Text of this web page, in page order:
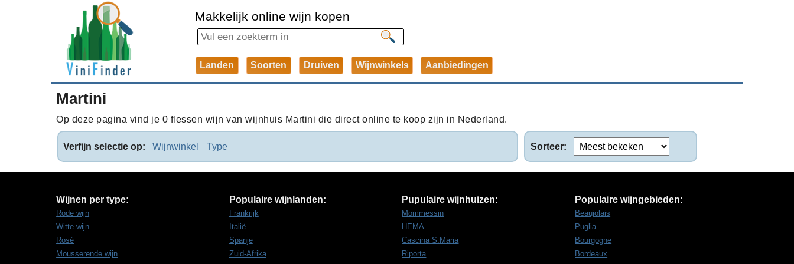
Makkelijk online wijn kopen
Landen Soorten Druiven Wijnwinkels Aanbiedingen
Martini
Op deze pagina vind je 0 flessen wijn van wijnhuis Martini die direct online te koop zijn in Nederland.
Verfijn selectie op: Wijnwinkel Type Sorteer:
Wijnen per type:
Rode wijn
Witte wijn
Rosé
Mousserende wijn
Populaire wijnlanden:
Frankrijk
Italië
Spanje
Zuid-Afrika
Pupulaire wijnhuizen:
Mommessin
HEMA
Cascina S.Maria
Riporta
Populaire wijngebieden:
Beaujolais
Puglia
Bourgogne
Bordeaux